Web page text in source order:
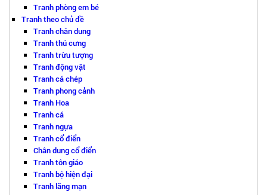
Tranh phòng em bé
Tranh theo chủ đề
Tranh chân dung
Tranh thú cưng
Tranh trừu tượng
Tranh động vật
Tranh cá chép
Tranh phong cảnh
Tranh Hoa
Tranh cá
Tranh ngựa
Tranh cổ điển
Chân dung cổ điển
Tranh tôn giáo
Tranh bộ hiện đại
Tranh lãng mạn